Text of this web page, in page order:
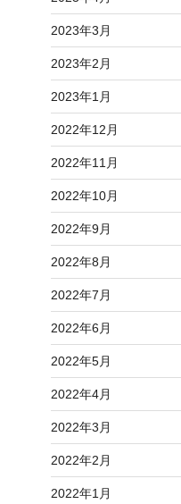
2023年3月
2023年2月
2023年1月
2022年12月
2022年11月
2022年10月
2022年9月
2022年8月
2022年7月
2022年6月
2022年5月
2022年4月
2022年3月
2022年2月
2022年1月